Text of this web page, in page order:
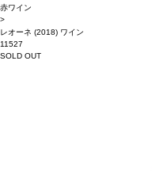
赤ワイン
>
レオーネ (2018) ワイン
11527
SOLD OUT